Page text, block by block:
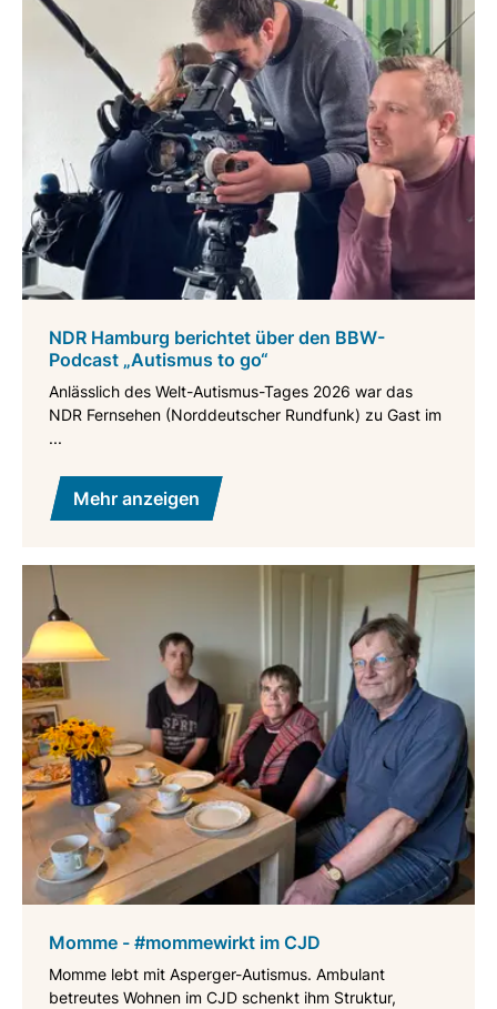
NDR Hamburg berichtet über den BBW-
Podcast „Autismus to go“
Anlässlich des Welt-Autismus-Tages 2026 war das
NDR Fernsehen (Norddeutscher Rundfunk) zu Gast im
...
Mehr anzeigen
Momme - #mommewirkt im CJD
Momme lebt mit Asperger-Autismus. Ambulant
betreutes Wohnen im CJD schenkt ihm Struktur,